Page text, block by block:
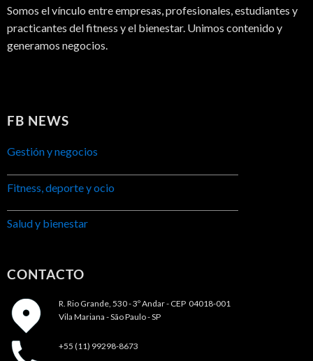
Somos el vínculo entre empresas, profesionales, estudiantes y
practicantes del fitness y el bienestar. Unimos contenido y
generamos negocios.
FB NEWS
Gestión y negocios
Fitness, deporte y ocio
Salud y bienestar
CONTACTO
R. Rio Grande, 530 - 3º Andar - CEP 04018-001
Vila Mariana - São Paulo - SP
+55 (11) 99298-8673